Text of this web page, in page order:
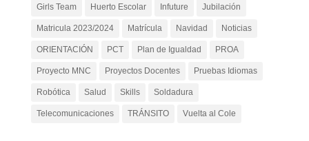
Girls Team Huerto Escolar Infuture Jubilación
Matricula 2023/2024 Matrícula Navidad Noticias
ORIENTACIÓN PCT Plan de Igualdad PROA
Proyecto MNC Proyectos Docentes Pruebas Idiomas
Robótica Salud Skills Soldadura
Telecomunicaciones TRÁNSITO Vuelta al Cole